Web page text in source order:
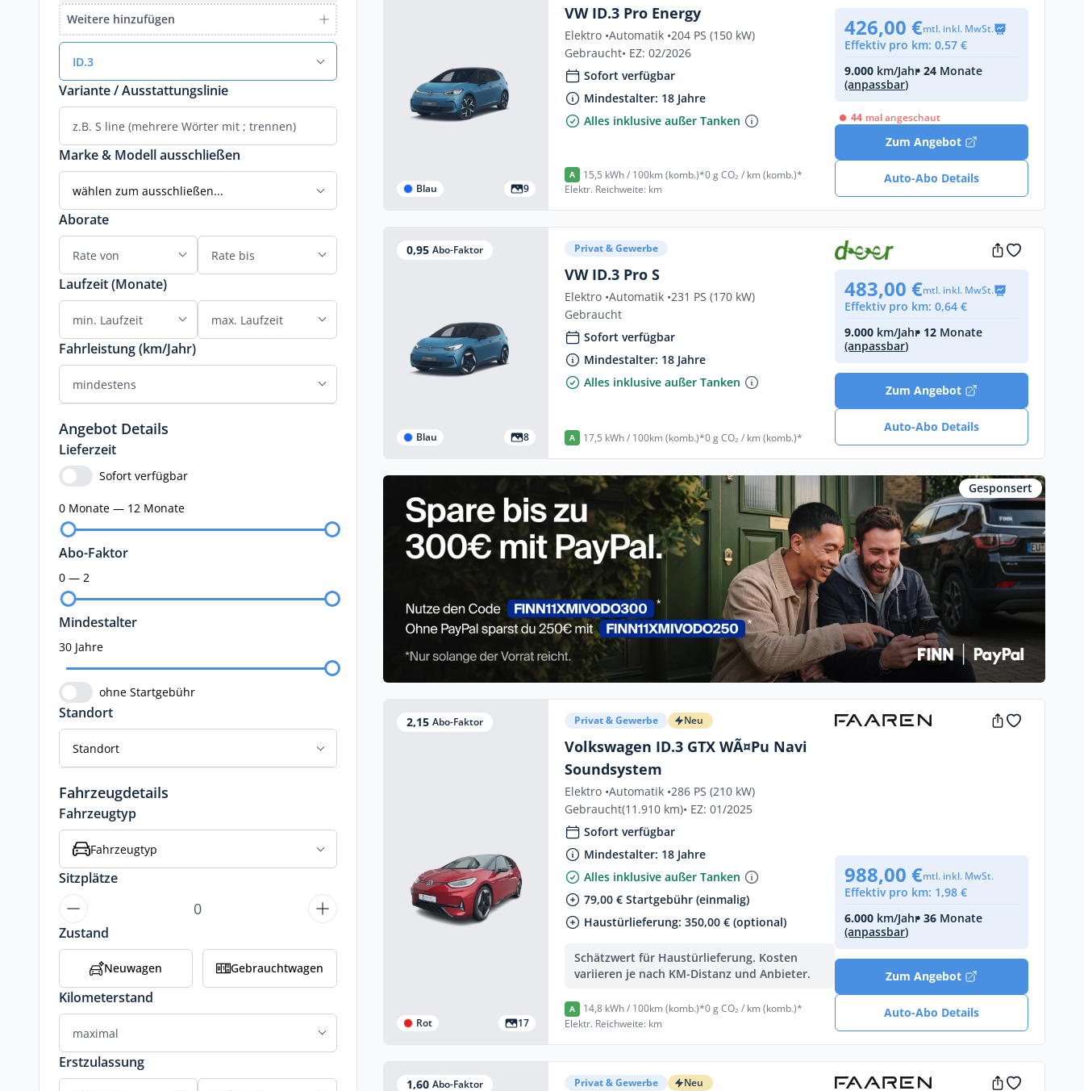
Weitere hinzufügen
ID.3
Variante / Ausstattungslinie
Marke & Modell ausschließen
wählen zum ausschließen...
Aborate
Laufzeit (Monate)
Fahrleistung (km/Jahr)
Angebot Details
Lieferzeit
Sofort verfügbar
0 Monate — 12 Monate
Abo-Faktor
0 — 2
Mindestalter
30 Jahre
ohne Startgebühr
Standort
Standort
Fahrzeugdetails
Fahrzeugtyp
Fahrzeugtyp
Sitzplätze
Zustand
Neuwagen Gebrauchtwagen
Kilometerstand
Erstzulassung
Blau 9
VW ID.3 Pro Energy
Elektro •Automatik •204 PS (150 kW)
Gebraucht• EZ: 02/2026
Sofort verfügbar
Mindestalter: 18 Jahre
Alles inklusive außer Tanken
A 15,5 kWh / 100km (komb.)*0 g CO₂ / km (komb.)*
Elektr. Reichweite: km
426,00 €mtl. inkl. MwSt.
Effektiv pro km: 0,57 €
9.000 km/Jahr• 24 Monate
(anpassbar)
44 mal angeschaut
Zum Angebot
Auto-Abo Details
0,95 Abo-Faktor
Blau 8
Privat & Gewerbe
VW ID.3 Pro S
Elektro •Automatik •231 PS (170 kW)
Gebraucht
Sofort verfügbar
Mindestalter: 18 Jahre
Alles inklusive außer Tanken
A 17,5 kWh / 100km (komb.)*0 g CO₂ / km (komb.)*
483,00 €mtl. inkl. MwSt.
Effektiv pro km: 0,64 €
9.000 km/Jahr• 12 Monate
(anpassbar)
Zum Angebot
Auto-Abo Details
Gesponsert
2,15 Abo-Faktor
Rot 17
Privat & Gewerbe Neu
Volkswagen ID.3 GTX WÃ¤Pu Navi
Soundsystem
Elektro •Automatik •286 PS (210 kW)
Gebraucht(11.910 km)• EZ: 01/2025
Sofort verfügbar
Mindestalter: 18 Jahre
Alles inklusive außer Tanken
79,00 € Startgebühr (einmalig)
Haustürlieferung: 350,00 € (optional)
Schätzwert für Haustürlieferung. Kosten
variieren je nach KM-Distanz und Anbieter.
A 14,8 kWh / 100km (komb.)*0 g CO₂ / km (komb.)*
Elektr. Reichweite: km
988,00 €mtl. inkl. MwSt.
Effektiv pro km: 1,98 €
6.000 km/Jahr• 36 Monate
(anpassbar)
Zum Angebot
Auto-Abo Details
1,60 Abo-Faktor Privat & Gewerbe Neu